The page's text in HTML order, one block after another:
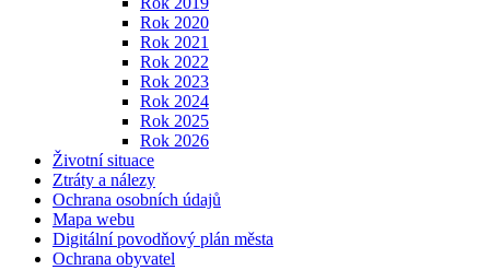
Rok 2020
Rok 2021
Rok 2022
Rok 2023
Rok 2024
Rok 2025
Rok 2026
Životní situace
Ztráty a nálezy
Ochrana osobních údajů
Mapa webu
Digitální povodňový plán města
Ochrana obyvatel